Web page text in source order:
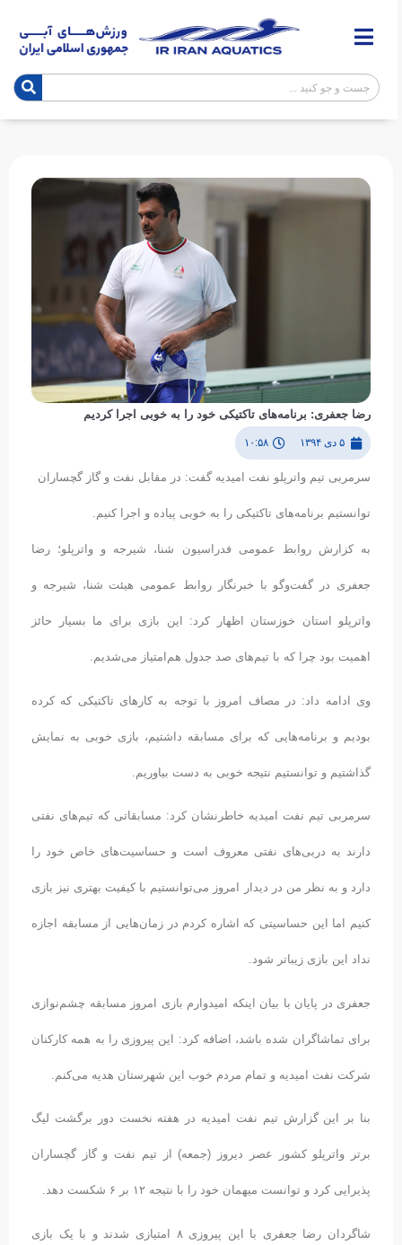
رضا جعفری: برنامه‌های تاکتیکی خود را به خوبی اجرا کردیم
۵ دی ۱۳۹۴ ۱۰:۵۸
سرمربی تیم واترپلو نفت امیدیه گفت: در مقابل نفت و گاز گچساران
توانستیم برنامه‌های تاکتیکی را به خوبی پیاده و اجرا کنیم.
به کزارش روابط عمومی فدراسیون شنا، شیرجه و واترپلو؛ رضا
جعفری در گفت‌وگو با خبرنگار روابط عمومی هیئت شنا، شیرجه و
واترپلو استان خوزستان اظهار کرد: این بازی برای ما بسیار حائز
اهمیت بود چرا که با تیم‌های صد جدول هم‌امتیاز می‌شدیم.
وی ادامه داد: در مصاف امروز با توجه به کارهای تاکتیکی که کرده
بودیم و برنامه‌هایی که برای مسابقه داشتیم، بازی خوبی به نمایش
گذاشتیم و توانستیم نتیجه خوبی به دست بیاوریم.
سرمربی تیم نفت امیدیه خاطرنشان کرد: مسابقاتی که تیم‌های نفتی
دارند به دربی‌های نفتی معروف است و حساسیت‌های خاص خود را
دارد و به نظر من در دیدار امروز می‌توانستیم با کیفیت بهتری نیز بازی
کنیم اما این حساسیتی که اشاره کردم در زمان‌هایی از مسابقه اجازه
نداد این بازی زیباتر شود.
جعفری در پایان با بیان اینکه امیدوارم بازی امروز مسابقه چشم‌نوازی
برای تماشاگران شده باشد، اضافه کرد: این پیروزی را به همه کارکنان
شرکت نفت امیدیه و تمام مردم خوب این شهرستان هدیه می‌کنم.
بنا بر این گزارش تیم نفت امیدیه در هفته نخست دور برگشت لیگ
برتر واترپلو کشور عصر دیروز (جمعه) از تیم نفت و گاز گچساران
پذیرایی کرد و توانست میهمان خود را با نتیجه ۱۲ بر ۶ شکست دهد.
شاگردان رضا جعفری با این پیروزی ۸ امتیازی شدند و با یک بازی